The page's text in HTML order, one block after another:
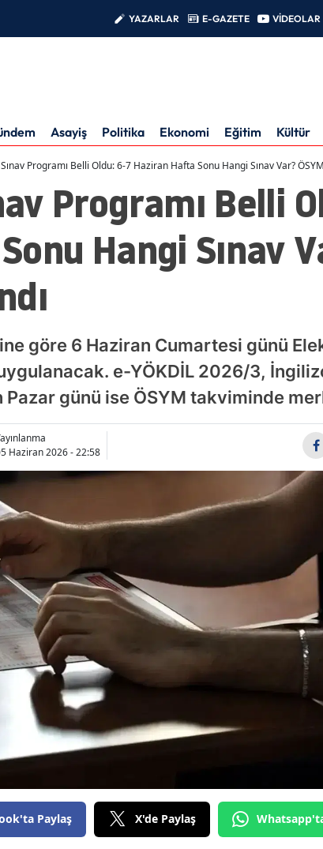
YAZARLAR E-GAZETE VİDEOLAR
Asayiş Politika Ekonomi Eğitim Kültür
Programı Belli Oldu: 6-7 Haziran Hafta Sonu Hangi Sınav Var?
Programı Belli
Hangi Sınav
göre 6 Haziran Cumartesi günü
uygulanacak. e-YÖKDİL 2026/3,
Pazar günü ise ÖSYM takviminde
Haziran 2026 - 22:58
Paylaş X'de Paylaş